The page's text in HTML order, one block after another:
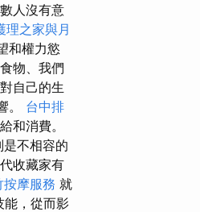
人沒有意
理之家與月
和權力慾
物、我們
自己的生
。 台中排
和消費。
不相容的
收藏家有
按摩服務 就
能，從而影